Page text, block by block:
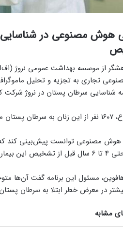
هوش مصنوعی در
از موسسه بهداشت عمومی نروژ
شناسایی سرطان پستان در نروژ شرکت
شدند.
هوش مصنوعی توانست پیش‌بینی کند که
در معرض خطر است.
مسئول این برنامه گفت آن‌ها
در معرض خطر ابتلا به سرطان
مشابه